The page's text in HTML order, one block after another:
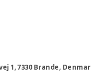
1, 7330 Brande,